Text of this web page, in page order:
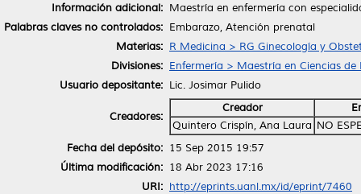
Información adicional: Maestría en enfermería con
Palabras claves no controlados: Embarazo, Atención prenatal
Materias: R Medicina > RG Ginecología y
Divisiones: Enfermería > Maestría en Ciencias de
Usuario depositante: Lic. Josimar Pulido
Creadores:
Creador
Quintero Crispín, Ana Laura NO
Fecha del depósito: 15 Sep 2015 19:57
Última modificación: 18 Abr 2023 17:16
URI: http://eprints.uanl.mx/id/eprint/7460